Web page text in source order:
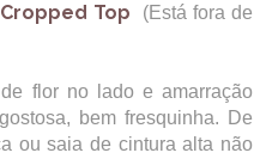
Top (Está fora de
flor no lado e amarração
bem fresquinha. De
ou saia de cintura alta não